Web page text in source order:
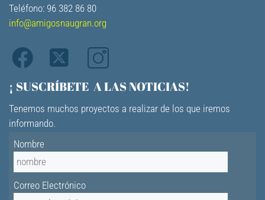
Teléfono: 96 382 86 80
info@amigosnaugran.org
¡ SUSCRÍBETE A LAS NOTICIAS!
Tenemos muchos proyectos a realizar de los que iremos
informando.
Nombre
Correo Electrónico